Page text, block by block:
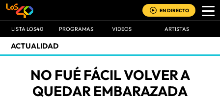
EN DIRECTO
LISTA LOS40 PROGRAMAS VIDEOS ARTISTAS
ACTUALIDAD
NO FUÉ FÁCIL VOLVER A
QUEDAR EMBARAZADA